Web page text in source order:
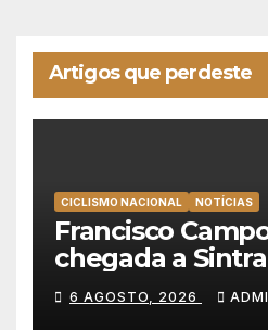
Artigos que perdeste
CICLISMO NACIONAL NOTÍCIAS
Francisco
chegada a
veste de
Portugal
6 AGOSTO, 2026